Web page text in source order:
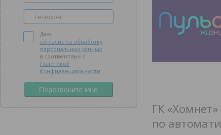
Даю
согласие на обработку
персональных данных
в соответствии с
Политикой
Конфиденциальности
Перезвоните мне
ГК
по